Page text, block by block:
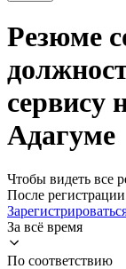
Резюме
сервису
Адагуме
Чтобы видеть все
После
За всё время
По соответствию